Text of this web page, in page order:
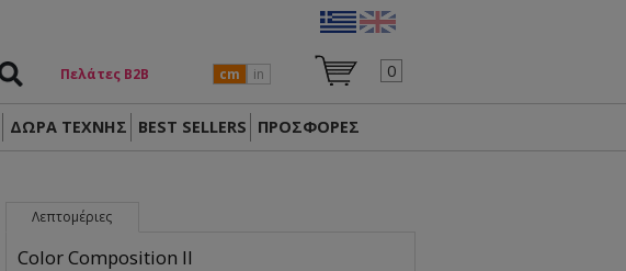
Πελάτες Β2Β
cm in 0
ΔΏΡΑ ΤΈΧΝΗΣ BEST SELLERS ΠΡΟΣΦΟΡΕΣ
Λεπτομέριες
Color Composition II